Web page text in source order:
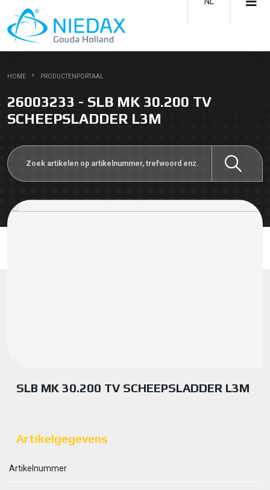
HOME PRODUCTENPORTAAL
26003233 - SLB MK 30.200 TV
SCHEEPSLADDER L3M
SLB MK 30.200 TV SCHEEPSLADDER L3M
Artikelgegevens
Artikelnummer